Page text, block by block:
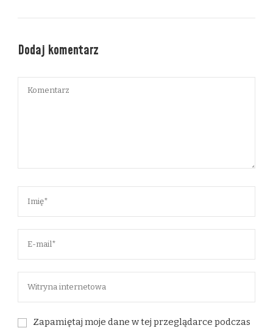
Dodaj komentarz
Zapamiętaj moje dane w tej przeglądarce podczas